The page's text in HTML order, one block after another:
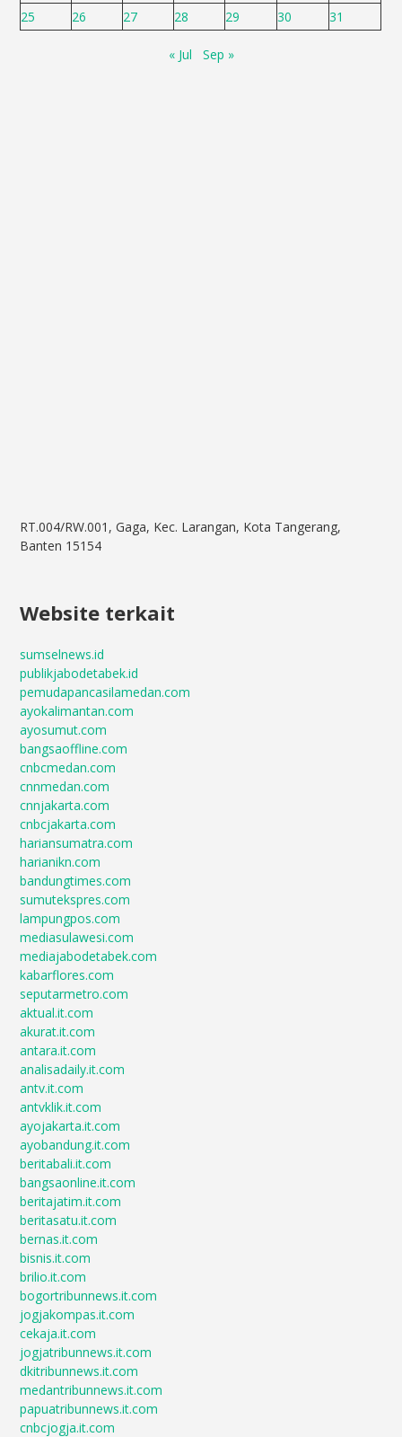
25 26 27 28 29 30 31
« Jul Sep »
RT.004/RW.001, Gaga, Kec. Larangan, Kota Tangerang,
Banten 15154
Website terkait
sumselnews.id
publikjabodetabek.id
pemudapancasilamedan.com
ayokalimantan.com
ayosumut.com
bangsaoffline.com
cnbcmedan.com
cnnmedan.com
cnnjakarta.com
cnbcjakarta.com
hariansumatra.com
harianikn.com
bandungtimes.com
sumutekspres.com
lampungpos.com
mediasulawesi.com
mediajabodetabek.com
kabarflores.com
seputarmetro.com
aktual.it.com
akurat.it.com
antara.it.com
analisadaily.it.com
antv.it.com
antvklik.it.com
ayojakarta.it.com
ayobandung.it.com
beritabali.it.com
bangsaonline.it.com
beritajatim.it.com
beritasatu.it.com
bernas.it.com
bisnis.it.com
brilio.it.com
bogortribunnews.it.com
jogjakompas.it.com
cekaja.it.com
jogjatribunnews.it.com
dkitribunnews.it.com
medantribunnews.it.com
papuatribunnews.it.com
cnbcjogja.it.com